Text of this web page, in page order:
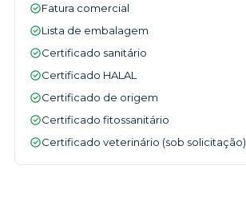
Fatura comercial
Lista de embalagem
Certificado sanitário
Certificado HALAL
Certificado de origem
Certificado fitossanitário
Certificado veterinário (sob solicitação)